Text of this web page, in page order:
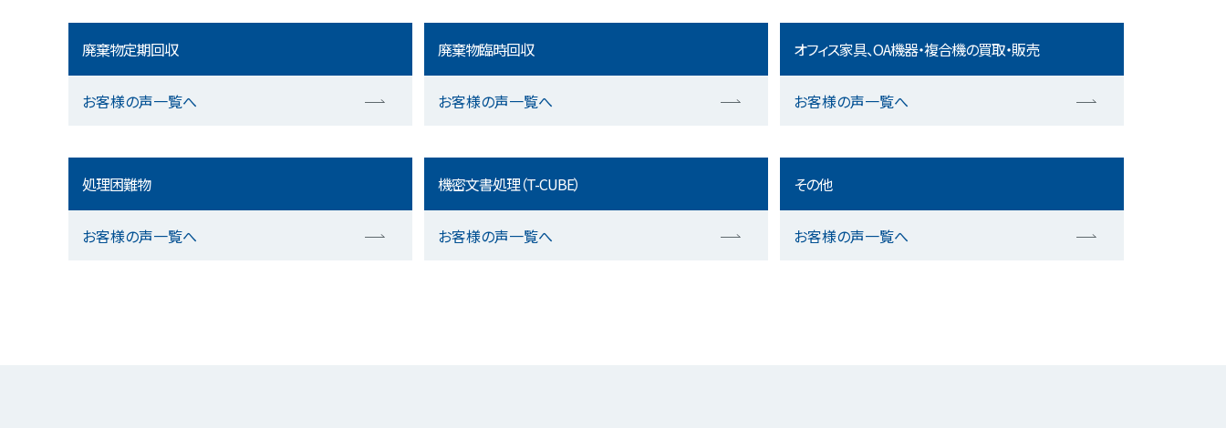
廃棄物定期回収
お客様の声一覧へ
廃棄物臨時回収
お客様の声一覧へ
オフィス家具、OA機器・複合機の買取・販売
お客様の声一覧へ
処理困難物
お客様の声一覧へ
機密文書処理（T-CUBE）
お客様の声一覧へ
その他
お客様の声一覧へ